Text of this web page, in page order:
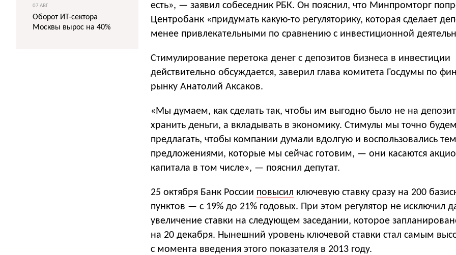
есть», — заявил собеседник РБК. Он пояснил, что Минпромторг
Центробанк «придумать какую-то регуляторику, которая сделает
менее привлекательными по сравнению с инвестиционной
Стимулирование перетока денег с депозитов бизнеса в инвестиции
действительно обсуждается, заверил глава комитета Госдумы по
рынку Анатолий Аксаков.
«Мы думаем, как сделать так, чтобы им выгодно было не на
хранить деньги, а вкладывать в экономику. Стимулы мы точно
предлагать, чтобы компании думали вдолгую и воспользовались
предложениями, которые мы сейчас готовим, — они касаются
капитала в том числе», — пояснил депутат.
25 октября Банк России повысил ключевую ставку сразу на 200
пунктов — с 19% до 21% годовых. При этом регулятор не исключил
увеличение ставки на следующем заседании, которое
на 20 декабря. Нынешний уровень ключевой ставки стал самым
с момента введения этого показателя в 2013 году.
07 АВГ
Оборот ИТ-сектора
Москвы вырос на 40%